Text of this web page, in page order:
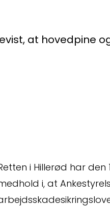
at hovedpine
i Hillerød har
i, at